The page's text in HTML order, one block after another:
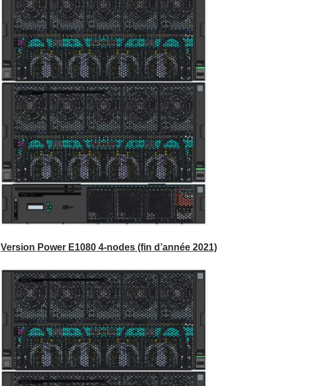
Version Power E1080 4-nodes (fin d’année 2021)